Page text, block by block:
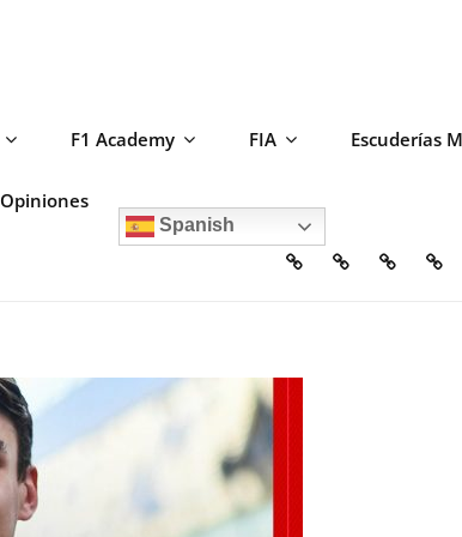
F1 Academy FIA Escuderías
Opiniones
Spanish
HomeEscuderías
Circuitos
F2